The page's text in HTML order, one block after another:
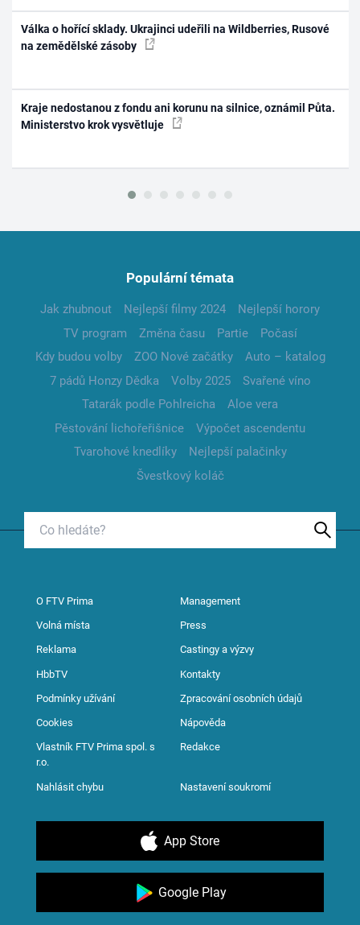
Válka o hořící sklady. Ukrajinci udeřili na Wildberries, Rusové
na zemědělské zásoby
Kraje nedostanou z fondu ani korunu na silnice, oznámil Půta.
Ministerstvo krok vysvětluje
Populární témata
Jak zhubnout Nejlepší filmy 2024
Nejlepší horory
TV program
Změna času Partie
Počasí
Kdy budou volby
ZOO Nové začátky
Auto – katalog
7 pádů Honzy Dědka
Volby 2025
Svařené víno
Tatarák podle Pohlreicha
Aloe vera
Pěstování lichořeřišnice
Výpočet ascendentu
Tvarohové knedlíky
Nejlepší palačinky
Švestkový koláč
O FTV Prima Management
Volná místa Press
Reklama Castingy a výzvy
HbbTV Kontakty
Podmínky užívání Zpracování osobních údajů
Cookies Nápověda
Vlastník FTV Prima spol. s
r.o.
Redakce
Nahlásit chybu Nastavení soukromí
App Store
Google Play